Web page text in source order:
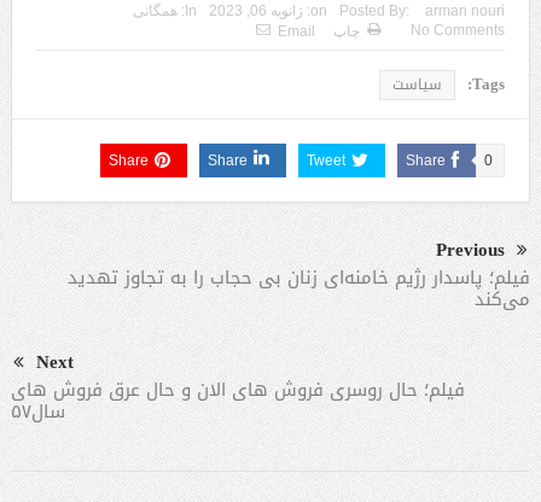
Posted By: arman nouri
on: ژانویه 06, 2023 In: همگانی
No Comments
چاپ Email
Tags: سیاست
Share 0
Tweet
Share
Share
Previous
فیلم؛ پاسدار رژیم خامنه‌ای زنان بی حجاب را به تجاوز تهدید
می‌کند
Next
فیلم؛ حال روسری فروش های الان و حال عرق فروش های
سال۵۷